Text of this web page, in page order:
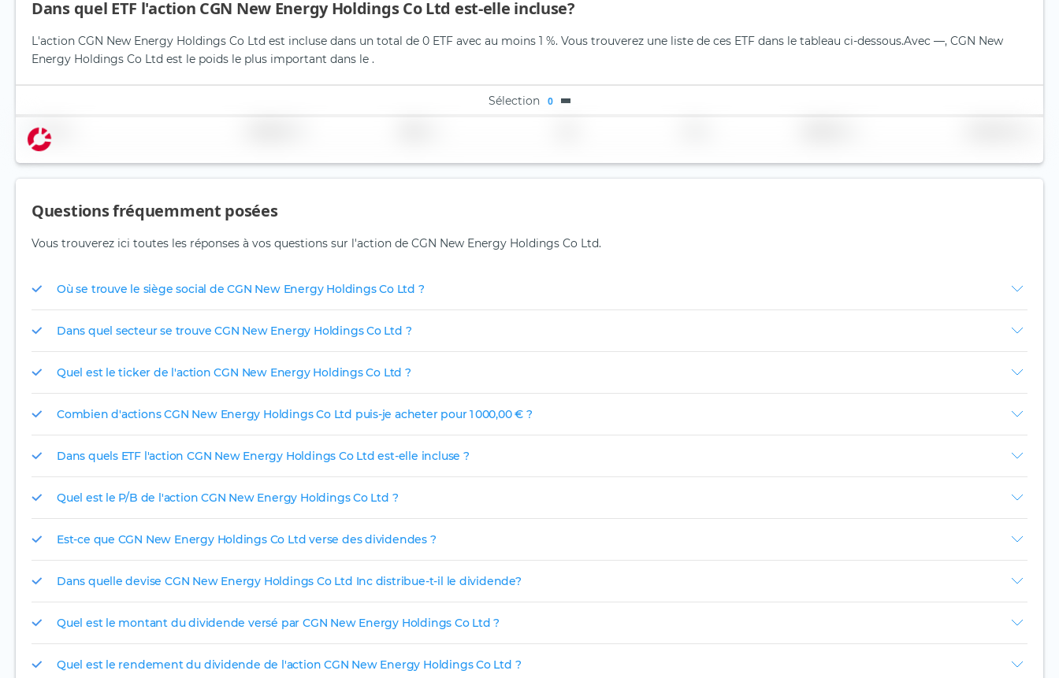
Dans quel ETF l'action CGN New Energy Holdings Co Ltd est-elle incluse?
L'action CGN New Energy Holdings Co Ltd est incluse dans un total de 0 ETF avec au moins 1 %. Vous trouverez une liste de ces ETF dans le tableau ci-dessous.Avec —, CGN New
Energy Holdings Co Ltd est le poids le plus important dans le .
Sélection 0
Nom
Questions fréquemment posées
Vous trouverez ici toutes les réponses à vos questions sur l'action de CGN New Energy Holdings Co Ltd.
Où se trouve le siège social de CGN New Energy Holdings Co Ltd ?
Dans quel secteur se trouve CGN New Energy Holdings Co Ltd ?
Quel est le ticker de l'action CGN New Energy Holdings Co Ltd ?
Combien d'actions CGN New Energy Holdings Co Ltd puis-je acheter pour 1 000,00 € ?
Dans quels ETF l'action CGN New Energy Holdings Co Ltd est-elle incluse ?
Quel est le P/B de l'action CGN New Energy Holdings Co Ltd ?
Est-ce que CGN New Energy Holdings Co Ltd verse des dividendes ?
Dans quelle devise CGN New Energy Holdings Co Ltd Inc distribue-t-il le dividende?
Quel est le montant du dividende versé par CGN New Energy Holdings Co Ltd ?
Quel est le rendement du dividende de l'action CGN New Energy Holdings Co Ltd ?